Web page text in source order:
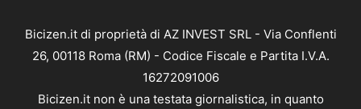
Bicizen.it di proprietà di AZ INVEST SRL - Via Conflenti
26, 00118 Roma (RM) - Codice Fiscale e Partita I.V.A.
16272091006
Bicizen.it non è una testata giornalistica, in quanto